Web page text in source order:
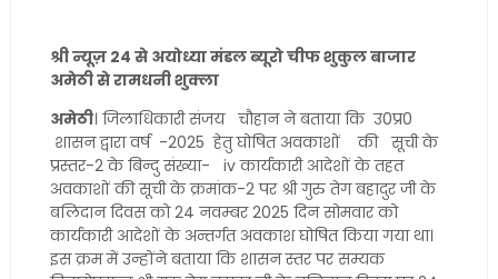
श्री न्यूज़ 24 से अयोध्या मंडल ब्यूरो चीफ शुकुल बाजार
अमेठी से रामधनी शुक्ला
अमेठी। जिलाधिकारी संजय चौहान ने बताया कि उ0प्र0
शासन द्वारा वर्ष -2025 हेतु घोषित अवकाशों की सूची के
प्रस्तर-2 के बिन्दु संख्या- iv कार्यकारी आदेशों के तहत
अवकाशों की सूची के क्रमांक-2 पर श्री गुरु तेग बहादुर जी के
बलिदान दिवस को 24 नवम्बर 2025 दिन सोमवार को
कार्यकारी आदेशों के अन्तर्गत अवकाश घोषित किया गया था।
इस क्रम में उन्होंने बताया कि शासन स्तर पर सम्यक